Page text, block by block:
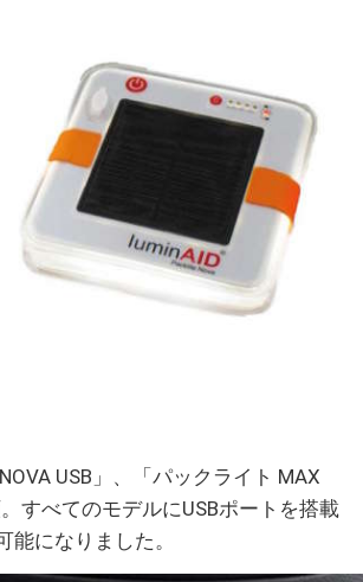
USB」、「パックライト MAX
すべてのモデルにUSBポートを搭載
能になりました。